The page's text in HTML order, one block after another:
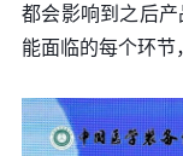
都会影响到之后
能面临的每个环节